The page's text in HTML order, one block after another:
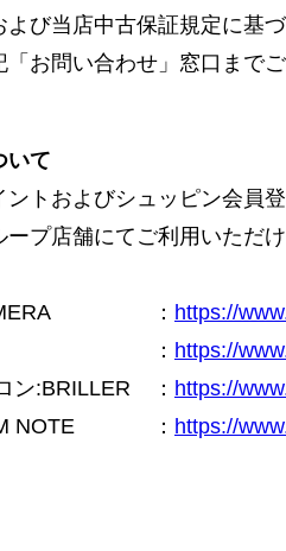
び当店中古保証規定に基
お問い合わせ」窓口まで
いて
トおよびシュッピン会員
プ店舗にてご利用いただけ
： https://
： https://
ン:BRILLER
： https://
NOTE
： https://